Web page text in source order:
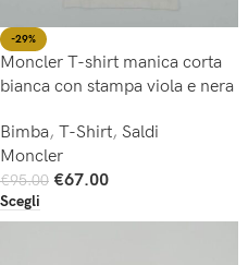
-29%
Moncler T-shirt manica corta
bianca con stampa viola e nera
Bimba, T-Shirt, Saldi
Moncler
€95.00 €67.00
Scegli